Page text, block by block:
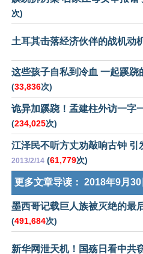
次)
土耳其击落经济伙伴的战机动
这些孩子自私到冷血 一起蹊跷
(33,836次)
诡异加蹊跷！孟建柱外访一字
(234,025次)
江泽民不听方丈劝敲响古钟 引
2013/2/14 (61,779次)
更多文章导读： 2018年9月30
墨西哥记载巨人族被灭绝的最
(491,684次)
新华网泄天机！国殇日看中共